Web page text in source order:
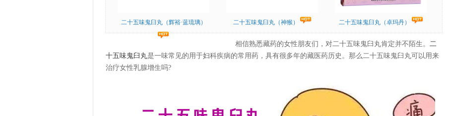
二十五味鬼臼丸（辉裕·蓝琉璃） 二十五味鬼臼丸（神猴） 二十五味鬼臼丸（卓玛丹）
相信熟悉藏药的女性朋友们，对二十五味鬼臼丸肯定并不陌生。 二
十五味鬼臼丸是一味常见的用于妇科疾病的常用药，具有很多年的藏医药历史。那么二十五味鬼臼丸可以用来
治疗女性乳腺增生吗?